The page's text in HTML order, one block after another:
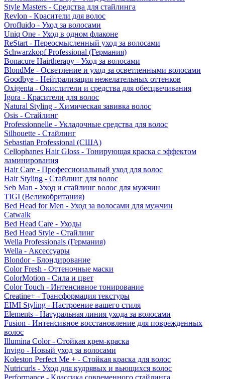
Style Masters - Средства для стайлинга
Revlon - Красители для волос
Orofluido - Уход за волосами
Uniq One - Уход в одном флаконе
ReStart - Переосмысленный уход за волосами
Schwarzkopf Professional (Германия)
Bonacure Hairtherapy - Уход за волосами
BlondMe - Осветление и уход за осветленными волосами
Goodbye - Нейтрализация нежелательных оттенков
Oxigenta - Окислители и средства для обесцвечивания
Igora - Красители для волос
Natural Styling - Химическая завивка волос
Osis - Стайлинг
Professionnelle - Укладочные средства для волос
Silhouette - Стайлинг
Sebastian Professional (США)
Cellophanes Hair Gloss - Тонирующая краска с эффектом
ламинирования
Hair Care - Профессиональный уход для волос
Hair Styling - Стайлинг для волос
Seb Man - Уход и стайлинг волос для мужчин
TIGI (Великобритания)
Bed Head for Men - Уход за волосами для мужчин
Catwalk
Bed Head Care - Уходы
Bed Head Style - Стайлинг
Wella Professionals (Германия)
Wella - Аксессуары
Blondor - Блондирование
Color Fresh - Оттеночные маски
ColorMotion - Сила и цвет
Color Touch - Интенсивное тонирование
Creatine+ - Трансформация текстуры
EIMI Styling - Настроение вашего стиля
Elements - Натуральная линия ухода за волосами
Fusion - Интенсивное восстановление для поврежденных
волос
Illumina Color - Стойкая крем-краска
Invigo - Новый уход за волосами
Koleston Perfect Me + - Стойкая краска для волос
Nutricurls - Уход для кудрявых и вьющихся волос
Performance - Классика современного стайлинга